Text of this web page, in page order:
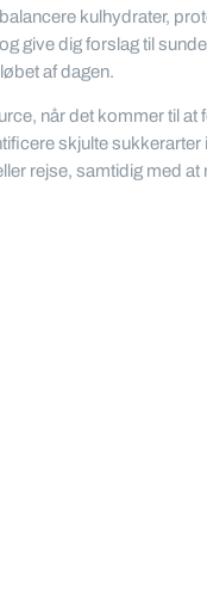
kulhydrater,
give dig forslag til
af dagen.
når det kommer til
skjulte
rejse, samtidig med